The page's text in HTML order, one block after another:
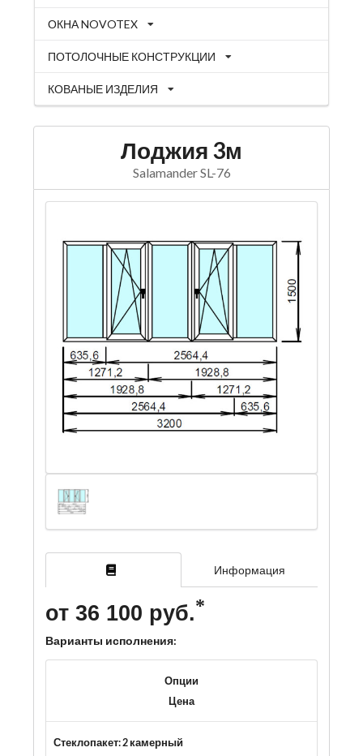
ОКНА NOVOTEX
ПОТОЛОЧНЫЕ КОНСТРУКЦИИ
КОВАНЫЕ ИЗДЕЛИЯ
Лоджия 3м
Salamander SL-76
Информация
от 36 100 руб.
Варианты исполнения:
Опции
Цена
Стеклопакет: 2 камерный